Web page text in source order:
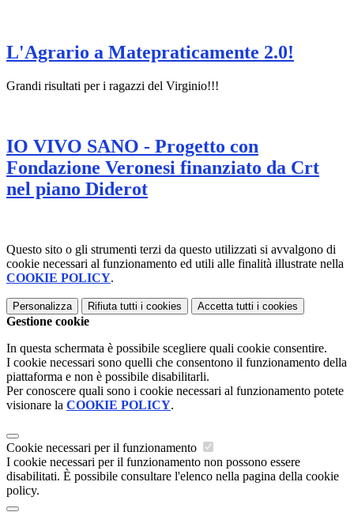
L'Agrario a Matepraticamente 2.0!
Grandi risultati per i ragazzi del Virginio!!!
IO VIVO SANO - Progetto con
Fondazione Veronesi finanziato da Crt
nel piano Diderot
Questo sito o gli strumenti terzi da questo utilizzati si avvalgono di
cookie necessari al funzionamento ed utili alle finalità illustrate nella
COOKIE POLICY.
Personalizza Rifiuta tutti i cookies Accetta tutti i cookies
Gestione cookie
In questa schermata è possibile scegliere quali cookie consentire.
I cookie necessari sono quelli che consentono il funzionamento della
piattaforma e non è possibile disabilitarli.
Per conoscere quali sono i cookie necessari al funzionamento potete
visionare la COOKIE POLICY.
Cookie necessari per il funzionamento
I cookie necessari per il funzionamento non possono essere
disabilitati. È possibile consultare l'elenco nella pagina della cookie
policy.